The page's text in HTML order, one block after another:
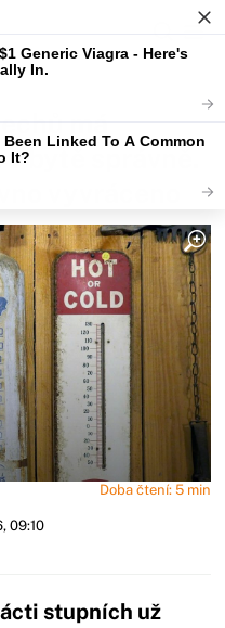
má
bytě správně.
vyvráceno
Doba čtení: 5 min
09:10
stupních už